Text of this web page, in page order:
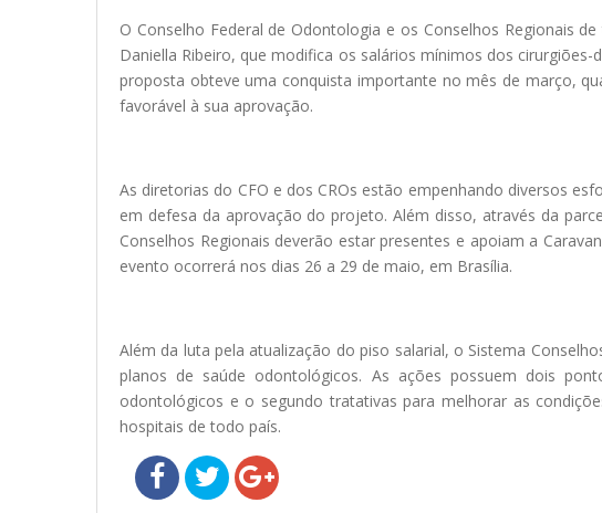
O Conselho Federal de Odontologia e os Conselhos Regionais
Daniella Ribeiro, que modifica os salários mínimos dos
proposta obteve uma conquista importante no mês de março,
favorável à sua aprovação.
As diretorias do CFO e dos CROs estão empenhando diversos
em defesa da aprovação do projeto. Além disso, através da
Conselhos Regionais deverão estar presentes e apoiam a
evento ocorrerá nos dias 26 a 29 de maio, em Brasília.
Além da luta pela atualização do piso salarial, o Sistema
planos de saúde odontológicos. As ações possuem dois
odontológicos e o segundo tratativas para melhorar as
hospitais de todo país.